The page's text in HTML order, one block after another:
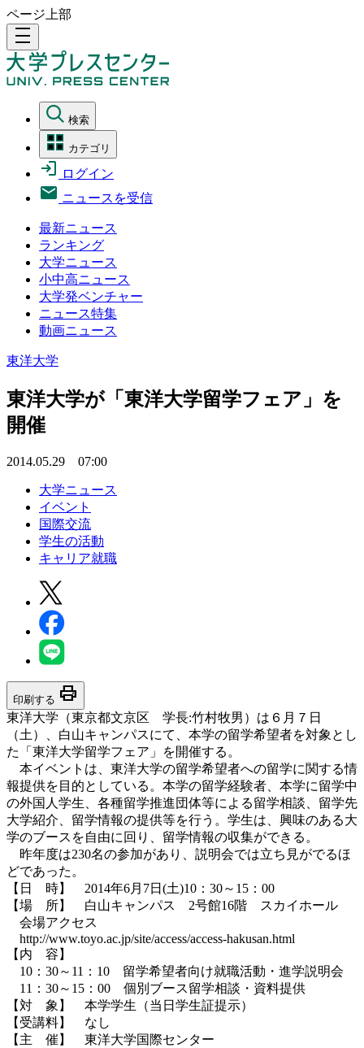
ページ上部
density_medium
検索
カテゴリ
ログイン
ニュースを受信
最新ニュース
ランキング
大学ニュース
小中高ニュース
大学発ベンチャー
ニュース特集
動画ニュース
東洋大学
東洋大学が「東洋大学留学フェア」を
開催
2014.05.29 07:00
大学ニュース
イベント
国際交流
学生の活動
キャリア就職
印刷する print
東洋大学（東京都文京区 学長:竹村牧男）は６月７日
（土）、白山キャンパスにて、本学の留学希望者を対象とし
た「東洋大学留学フェア」を開催する。
本イベントは、東洋大学の留学希望者への留学に関する情
報提供を目的としている。本学の留学経験者、本学に留学中
の外国人学生、各種留学推進団体等による留学相談、留学先
大学紹介、留学情報の提供等を行う。学生は、興味のある大
学のブースを自由に回り、留学情報の収集ができる。
昨年度は230名の参加があり、説明会では立ち見がでるほ
どであった。
【日 時】 2014年6月7日(土)10：30～15：00
【場 所】 白山キャンパス 2号館16階 スカイホール
会場アクセス
http://www.toyo.ac.jp/site/access/access-hakusan.html
【内 容】
10：30～11：10 留学希望者向け就職活動・進学説明会
11：30～15：00 個別ブース留学相談・資料提供
【対 象】 本学学生（当日学生証提示）
【受講料】 なし
【主 催】 東洋大学国際センター